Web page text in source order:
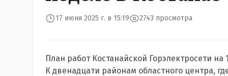
17 июня 2025 г. в 15:19 2743 просмотра
План работ Костанайской Горэлектросети
К двенадцати районам областного центра,